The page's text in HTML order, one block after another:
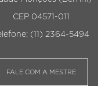
CEP 04571-011
(11) 2364-5494
FALE COM A MESTRE